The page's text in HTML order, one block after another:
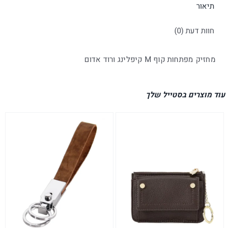
תיאור
חוות דעת (0)
מחזיק מפתחות קוף M קיפלינג ורוד אדום
עוד מוצרים בסטייל שלך